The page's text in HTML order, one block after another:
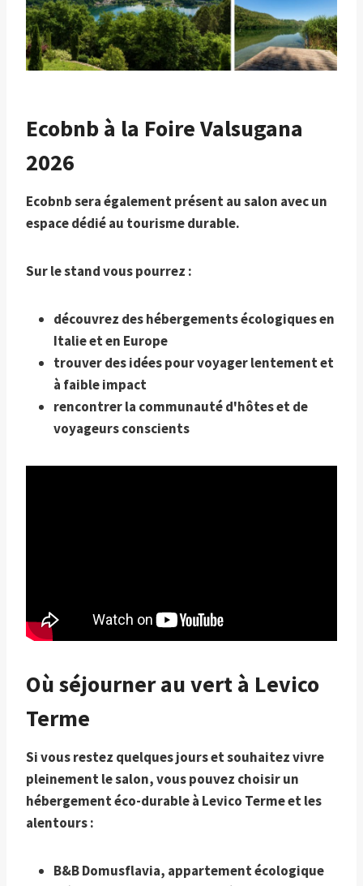
Ecobnb à la Foire Valsugana
2026
Ecobnb sera également présent au salon avec un
espace dédié au tourisme durable.
Sur le stand vous pourrez :
découvrez des hébergements écologiques en
Italie et en Europe
trouver des idées pour voyager lentement et
à faible impact
rencontrer la communauté d'hôtes et de
voyageurs conscients
Où séjourner au vert à Levico
Terme
Si vous restez quelques jours et souhaitez vivre
pleinement le salon, vous pouvez choisir un
hébergement éco-durable à Levico Termeet les
alentours :
B&B Domusflavia, appartement écologique